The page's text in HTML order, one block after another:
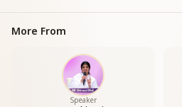
More From
Speaker